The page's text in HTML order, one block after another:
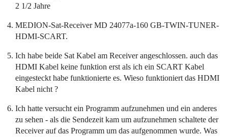
2 1/2 Jahre
MEDION-Sat-Receiver MD 24077a-160 GB-TWIN-TUNER-
HDMI-SCART.
Ich habe beide Sat Kabel am Receiver angeschlossen. auch das
HDMI Kabel keine funktion erst als ich ein SCART Kabel
eingesteckt habe funktionierte es. Wieso funktioniert das HDMI
Kabel nicht ?
Ich hatte versucht ein Programm aufzunehmen und ein anderes
zu sehen - als die Sendezeit kam um aufzunehmen schaltete der
Receiver auf das Programm um das aufgenommen wurde. Was